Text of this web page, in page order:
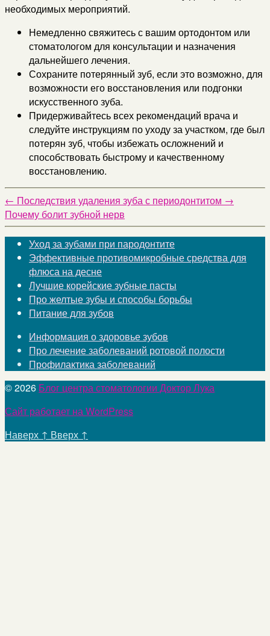
необходимых мероприятий.
Немедленно свяжитесь с вашим ортодонтом или
стоматологом для консультации и назначения
дальнейшего лечения.
Сохраните потерянный зуб, если это возможно, для
возможности его восстановления или подгонки
искусственного зуба.
Придерживайтесь всех рекомендаций врача и
следуйте инструкциям по уходу за участком, где был
потерян зуб, чтобы избежать осложнений и
способствовать быстрому и качественному
восстановлению.
← Последствия удаления зуба с периодонтитом →
Почему болит зубной нерв
Уход за зубами при пародонтите
Эффективные противомикробные средства для
флюса на десне
Лучшие корейские зубные пасты
Про желтые зубы и способы борьбы
Питание для зубов
Информация о здоровье зубов
Про лечение заболеваний ротовой полости
Профилактика заболеваний
© 2026 Блог центра стоматологии Доктор Лука
Сайт работает на WordPress
Наверх ↑ Вверх ↑